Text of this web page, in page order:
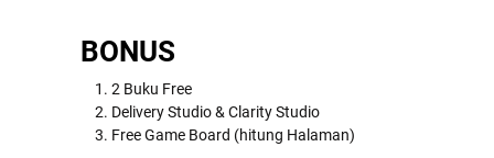
BONUS
2 Buku Free
Delivery Studio & Clarity Studio
Free Game Board (hitung Halaman)